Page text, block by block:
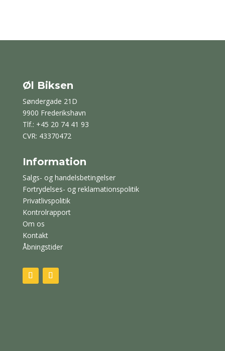
Øl Biksen
Søndergade 21D
9900 Frederikshavn
Tlf.: +45 20 74 41 93
CVR: 43370472
Information
Salgs- og handelsbetingelser
Fortrydelses- og reklamationspolitik
Privatlivspolitik
Kontrolrapport
Om os
Kontakt
Åbningstider